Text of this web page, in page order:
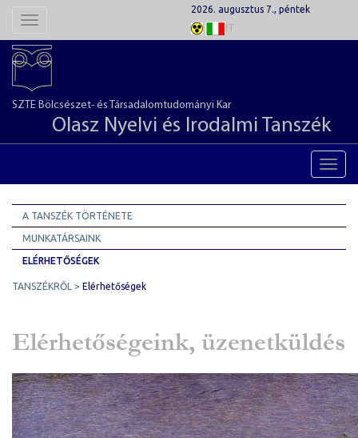
Toggle
2026. augusztus 7., péntek
IT
SZTE Bölcsészet- és Társadalomtudományi Kar
Olasz Nyelvi és Irodalmi Tanszék
A TANSZÉK TÖRTÉNETE
MUNKATÁRSAINK
ELÉRHETŐSÉGEK
TANSZÉKRŐL Elérhetőségek
Elérhetőségeink, üzenetküldés